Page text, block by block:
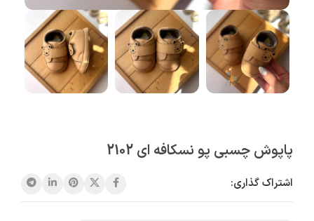
پاپوش چسبی پو نسکافه ای 2102
اشتراک گذاری: